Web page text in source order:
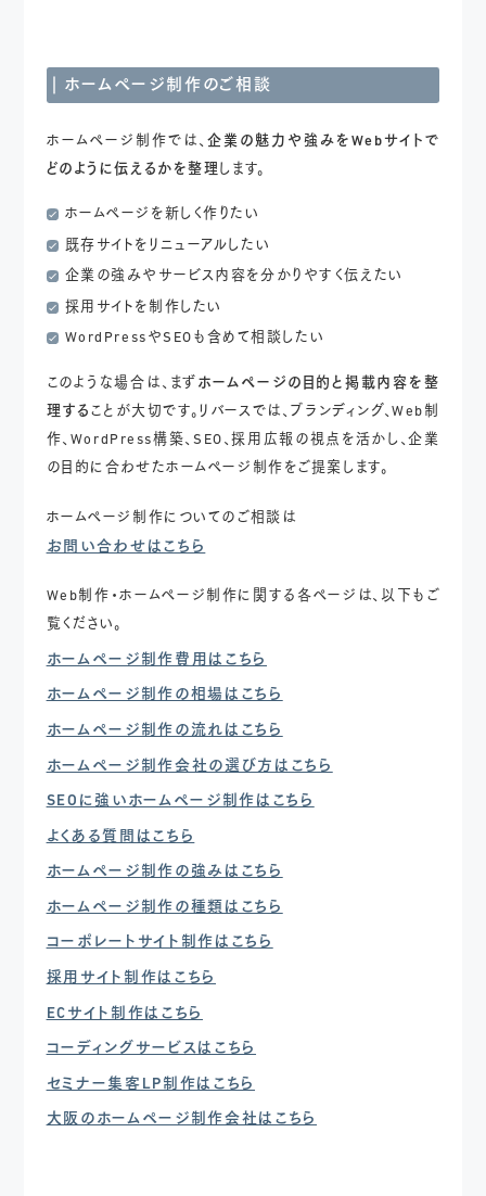
ホームページ制作のご相談
ホームページ制作では、 企業の魅力や強みをWebサイトで
どのように伝えるかを整理 します。
ホームページを新しく作りたい
既存サイトをリニューアルしたい
企業の強みやサービス内容を分かりやすく伝えたい
採用サイトを制作したい
WordPressやSEOも含めて相談したい
このような場合は、まず ホームページの目的と掲載内容を整
理する ことが大切です。リバースでは、ブランディング、Web制
作、WordPress構築、SEO、採用広報の視点を活かし、企業
の目的に合わせたホームページ制作をご提案します。
ホームページ制作についてのご相談は
お問い合わせはこちら
Web制作・ホームページ制作に関する各ページは、以下もご
覧ください。
ホームページ制作費用はこちら
ホームページ制作の相場はこちら
ホームページ制作の流れはこちら
ホームページ制作会社の選び方はこちら
SEOに強いホームページ制作はこちら
よくある質問はこちら
ホームページ制作の強みはこちら
ホームページ制作の種類はこちら
コーポレートサイト制作はこちら
採用サイト制作はこちら
ECサイト制作はこちら
コーディングサービスはこちら
セミナー集客LP制作はこちら
大阪のホームページ制作会社はこちら